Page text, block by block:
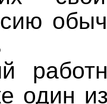
один